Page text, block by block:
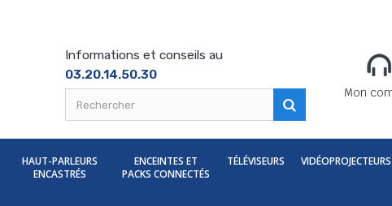
Informations et conseils au
03.20.14.50.30
Mon
HAUT-PARLEURS
ENCASTRÉS
ENCEINTES ET
PACKS CONNECTÉS
TÉLÉVISEURS VIDÉOPROJECTEURS